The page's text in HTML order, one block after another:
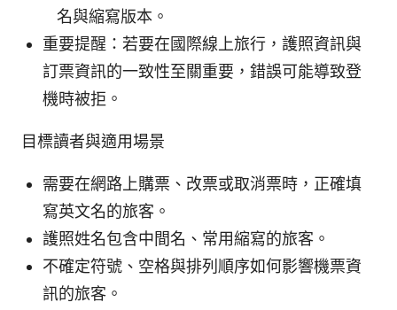
名與縮寫版本。
重要提醒：若要在國際線上旅行，護照資訊與
訂票資訊的一致性至關重要，錯誤可能導致登
機時被拒。
目標讀者與適用場景
需要在網路上購票、改票或取消票時，正確填
寫英文名的旅客。
護照姓名包含中間名、常用縮寫的旅客。
不確定符號、空格與排列順序如何影響機票資
訊的旅客。